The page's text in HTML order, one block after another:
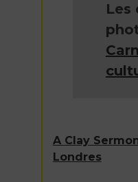
Les
A Clay
Londres